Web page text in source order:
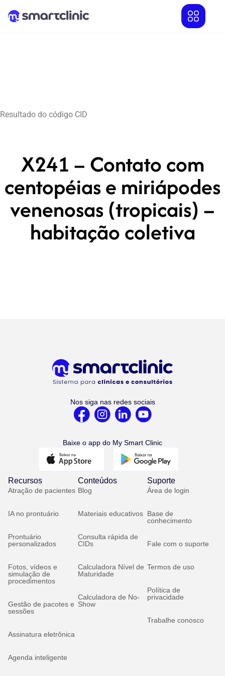
Resultado do código CID
X241 – Contato com
centopéias e miriápodes
venenosas (tropicais) –
habitação coletiva
Nos siga nas redes sociais
Baixe o app do My Smart Clinic
Recursos
Atração de pacientes
IA no prontuário
Prontuário
personalizados
Fotos, vídeos e
simulação de
procedimentos
Gestão de pacotes e
sessões
Assinatura eletrônica
Agenda inteligente
Conteúdos
Blog
Materiais educativos
Consulta rápida de
CIDs
Calculadora Nível de
Maturidade
Calculadora de No-
Show
Suporte
Área de login
Base de
conhecimento
Fale com o suporte
Termos de uso
Política de
privacidade
Trabalhe conosco